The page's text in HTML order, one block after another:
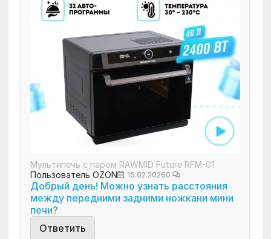
Мультипечь с паром RAWMID Future RFM-01
Пользователь OZON
15.02.20260
Добрый день! Можно узнать расстояния
между передними задними ножкани мини
печи?
Ответить